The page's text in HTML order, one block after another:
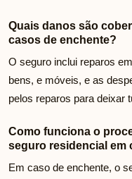
Quais danos são
casos de enchente?
O seguro inclui reparos
bens, e móveis, e as
pelos reparos para deixar
Como funciona o
seguro residencial em
Em caso de enchente, o